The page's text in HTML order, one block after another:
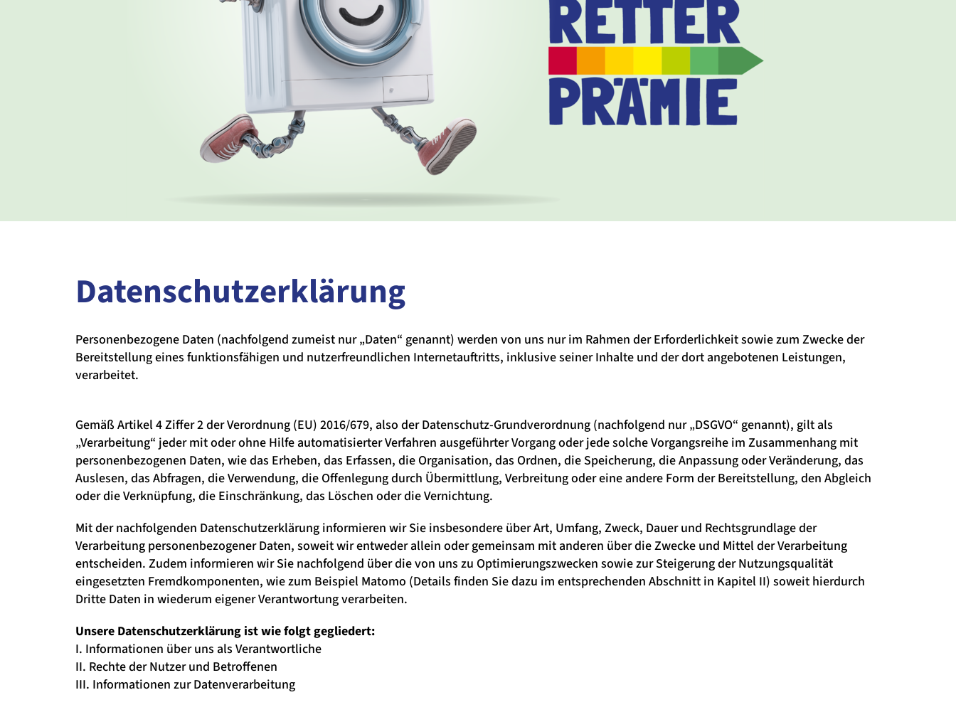
Datenschutzerklärung
Personenbezogene Daten (nachfolgend zumeist nur „Daten“ genannt) werden von uns nur im Rahmen der Erforderlichkeit sowie zum Zwecke der
Bereitstellung eines funktionsfähigen und nutzerfreundlichen Internetauftritts, inklusive seiner Inhalte und der dort angebotenen Leistungen,
verarbeitet.
Gemäß Artikel 4 Ziffer 2 der Verordnung (EU) 2016/679, also der Datenschutz-Grundverordnung (nachfolgend nur „DSGVO“ genannt), gilt als
„Verarbeitung“ jeder mit oder ohne Hilfe automatisierter Verfahren ausgeführter Vorgang oder jede solche Vorgangsreihe im Zusammenhang mit
personenbezogenen Daten, wie das Erheben, das Erfassen, die Organisation, das Ordnen, die Speicherung, die Anpassung oder Veränderung, das
Auslesen, das Abfragen, die Verwendung, die Offenlegung durch Übermittlung, Verbreitung oder eine andere Form der Bereitstellung, den Abgleich
oder die Verknüpfung, die Einschränkung, das Löschen oder die Vernichtung.
Mit der nachfolgenden Datenschutzerklärung informieren wir Sie insbesondere über Art, Umfang, Zweck, Dauer und Rechtsgrundlage der
Verarbeitung personenbezogener Daten, soweit wir entweder allein oder gemeinsam mit anderen über die Zwecke und Mittel der Verarbeitung
entscheiden. Zudem informieren wir Sie nachfolgend über die von uns zu Optimierungszwecken sowie zur Steigerung der Nutzungsqualität
eingesetzten Fremdkomponenten, wie zum Beispiel Matomo (Details finden Sie dazu im entsprechenden Abschnitt in Kapitel II) soweit hierdurch
Dritte Daten in wiederum eigener Verantwortung verarbeiten.
Unsere Datenschutzerklärung ist wie folgt gegliedert:
I. Informationen über uns als Verantwortliche
II. Rechte der Nutzer und Betroffenen
III. Informationen zur Datenverarbeitung